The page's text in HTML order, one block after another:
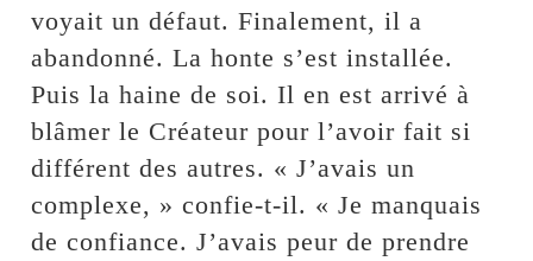
voyait un défaut. Finalement, il a
abandonné. La honte s’est installée.
Puis la haine de soi. Il en est arrivé à
blâmer le Créateur pour l’avoir fait si
différent des autres. « J’avais un
complexe, » confie-t-il. « Je manquais
de confiance. J’avais peur de prendre